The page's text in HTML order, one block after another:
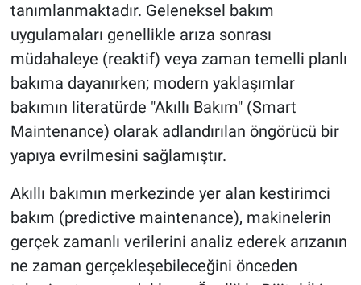
tanımlanmaktadır. Geleneksel bakım
uygulamaları genellikle arıza sonrası
müdahaleye (reaktif) veya zaman temelli planlı
bakıma dayanırken; modern yaklaşımlar
bakımın literatürde "Akıllı Bakım" (Smart
Maintenance) olarak adlandırılan öngörücü bir
yapıya evrilmesini sağlamıştır.
Akıllı bakımın merkezinde yer alan kestirimci
bakım (predictive maintenance), makinelerin
gerçek zamanlı verilerini analiz ederek arızanın
ne zaman gerçekleşebileceğini önceden